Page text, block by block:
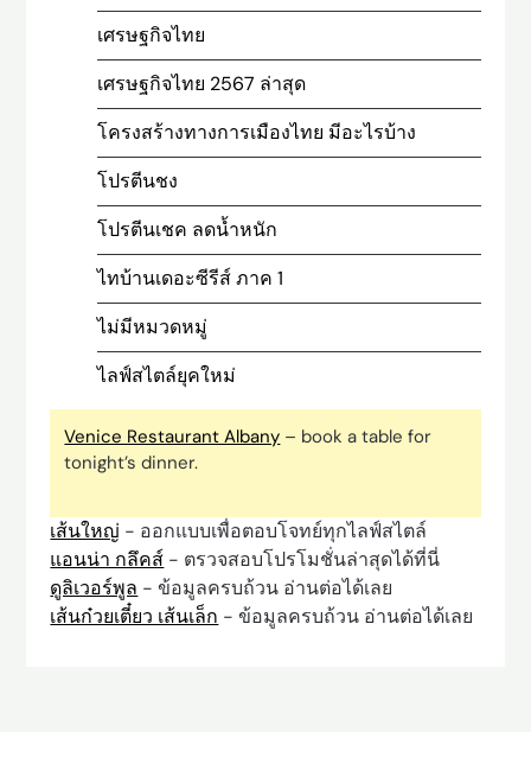
เศรษฐกิจไทย
เศรษฐกิจไทย 2567 ล่าสุด
โครงสร้างทางการเมืองไทย มีอะไรบ้าง
โปรตีนชง
โปรตีนเชค ลดน้ำหนัก
ไทบ้านเดอะซีรีส์ ภาค 1
ไม่มีหมวดหมู่
ไลฟ์สไตล์ยุคใหม่
Venice Restaurant Albany – book a table for
tonight’s dinner.
เส้นใหญ่ - ออกแบบเพื่อตอบโจทย์ทุกไลฟ์สไตล์
แอนน่า กลึคส์ - ตรวจสอบโปรโมชั่นล่าสุดได้ที่นี่
ดูลิเวอร์พูล - ข้อมูลครบถ้วน อ่านต่อได้เลย
เส้นก๋วยเตี๋ยว เส้นเล็ก - ข้อมูลครบถ้วน อ่านต่อได้เลย